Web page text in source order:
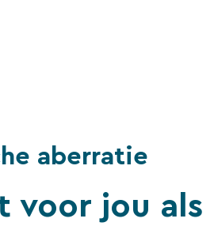
aberratie
voor jou als